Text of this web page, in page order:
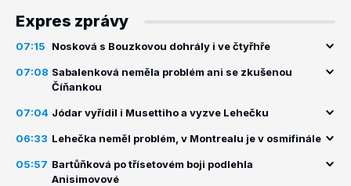
Expres zprávy
07:15 Nosková s Bouzkovou dohrály i ve čtyřhře
07:08 Sabalenková neměla problém ani se zkušenou
Číňankou
07:04 Jódar vyřídil i Musettiho a vyzve Lehečku
06:33 Lehečka neměl problém, v Montrealu je v osmifinále
05:57 Bartůňková po třísetovém boji podlehla
Anisimovové